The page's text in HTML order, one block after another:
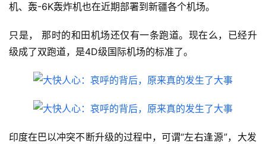
机、轰-6K轰炸机也在近期部署到新疆各个机场。
只是， 那时的和田机场还仅有一条跑道。现在么，已经升
级成了双跑道，是4D级国际机场的标准了。
印度在巴以冲突不断升级的过程中，可谓“左右逢源”，大发